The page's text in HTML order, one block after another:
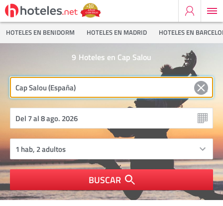
HOTELES EN BENIDORM HOTELES EN MADRID HOTELES EN
Hoteles en Cap Salou
9
BUSCAR